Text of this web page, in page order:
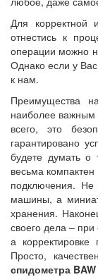
Для корректной
отнестись к
операции можно
Однако если у
к нам.
Преимущества
наиболее важным
всего, это
гарантировано
будете думать о
весьма
подключения. Не
машины, а
хранения.
своего дела – при
а
Просто,
спидометра